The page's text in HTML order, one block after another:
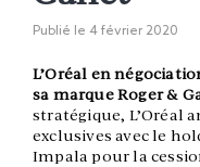
Publié le 4 février 2020
L’Oréal en
sa marque Roger &
stratégique, L’Oréal
exclusives avec le
Impala pour la